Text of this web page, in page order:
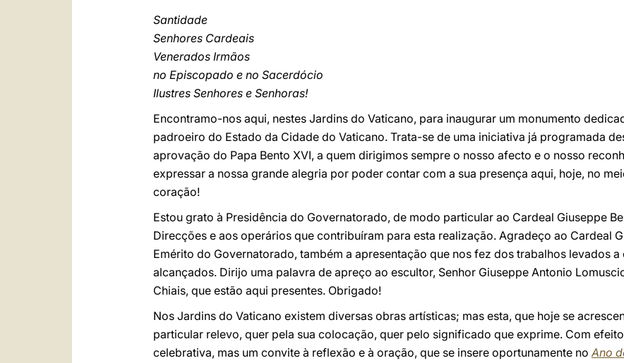
Santidade
Senhores Cardeais
Venerados Irmãos
no Episcopado e no Sacerdócio
Ilustres Senhores e Senhoras!
Encontramo-nos aqui, nestes Jardins do Vaticano, para inaugurar um monumento
padroeiro do Estado da Cidade do Vaticano. Trata-se de uma iniciativa já programada
aprovação do Papa Bento XVI, a quem dirigimos sempre o nosso afecto e o nosso
expressar a nossa grande alegria por poder contar com a sua presença aqui, hoje, no
coração!
Estou grato à Presidência do Governatorado, de modo particular ao Cardeal Giuseppe
Direcções e aos operários que contribuíram para esta realização. Agradeço ao Cardeal
Emérito do Governatorado, também a apresentação que nos fez dos trabalhos levados
alcançados. Dirijo uma palavra de apreço ao escultor, Senhor Giuseppe Antonio
Chiais, que estão aqui presentes. Obrigado!
Nos Jardins do Vaticano existem diversas obras artísticas; mas esta, que hoje se
particular relevo, quer pela sua colocação, quer pelo significado que exprime. Com
celebrativa, mas um convite à reflexão e à oração, que se insere oportunamente no Ano